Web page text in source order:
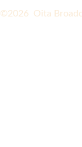
©2026 Oita